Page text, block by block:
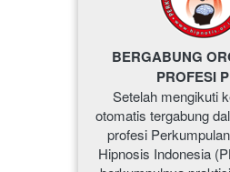
BERGABUNG
PROFESI
Setelah mengikuti
otomatis tergabung
profesi
Hipnosis Indonesia